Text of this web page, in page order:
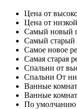
Цена от
Цена от
Самый новый
Самый старый
Самое новое
Самая старая
Спальни от
Спальни От
Ванные
Ванные
По умолчанию